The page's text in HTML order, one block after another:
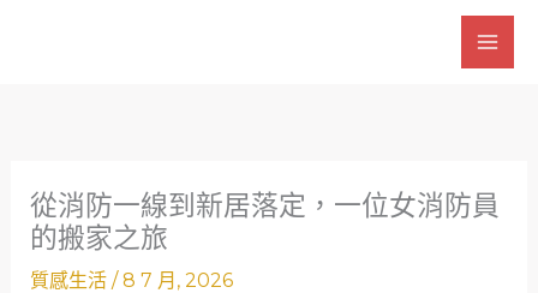
從消防一線到新居落定，一位女消防員
的搬家之旅
質感生活/8 7 月, 2026